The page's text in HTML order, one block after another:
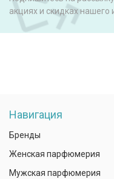
акциях и скидках
Навигация
Бренды
Женская парфюмерия
Мужская парфюмерия